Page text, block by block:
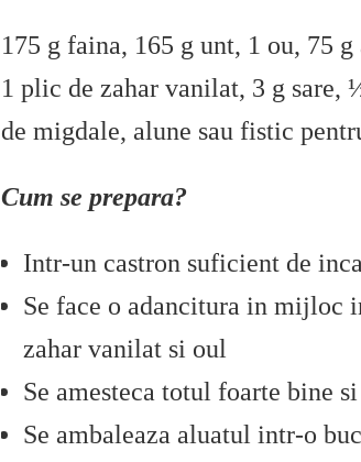
175 g faina, 165 g unt, 1 ou, 75
1 plic de zahar vanilat, 3 g sare,
de migdale, alune sau fistic
Cum se prepara?
Intr-un castron suficient de
Se face o adancitura in mijloc
zahar vanilat si oul
Se amesteca totul foarte bine
Se ambaleaza aluatul intr-o